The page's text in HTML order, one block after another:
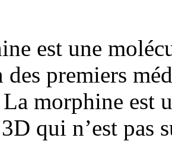
est une
des premiers
morphine est
qui n’est pas